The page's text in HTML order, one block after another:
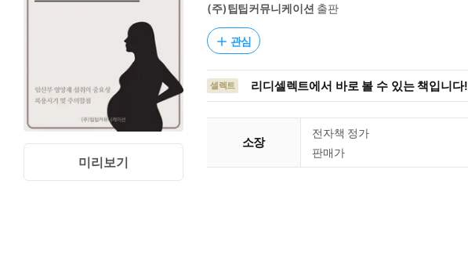
미리보기
(주)팁팁커뮤니케이션 출판
관심
셀렉트 리디셀렉트에서 바로 볼 수 있는 책입니다!
소장
전자책 정가
판매가